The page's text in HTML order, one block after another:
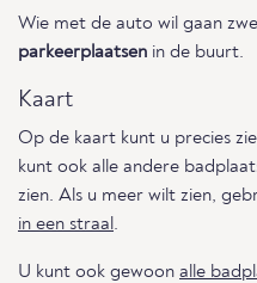
Wie met de auto wil gaan
parkeerplaatsen in de buurt.
Kaart
Op de kaart kunt u precies
kunt ook alle andere
zien. Als u meer wilt zien,
in een straal.
U kunt ook gewoon alle